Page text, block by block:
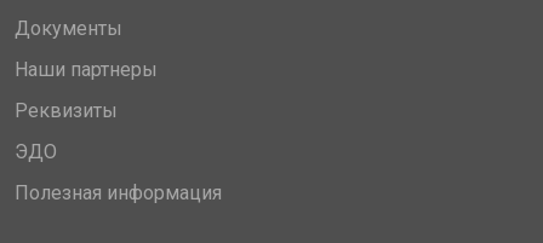
Документы
Наши партнеры
Реквизиты
ЭДО
Полезная информация